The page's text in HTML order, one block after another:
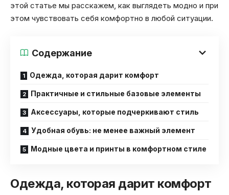
этой статье мы расскажем, как выглядеть модно и при
этом чувствовать себя комфортно в любой ситуации.
Содержание
Одежда, которая дарит комфорт
Практичные и стильные базовые элементы
Аксессуары, которые подчеркивают стиль
Удобная обувь: не менее важный элемент
Модные цвета и принты в комфортном стиле
Одежда, которая дарит комфорт